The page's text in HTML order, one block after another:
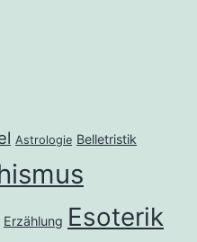
Astrologie Belletristik
Erzählung Esoterik